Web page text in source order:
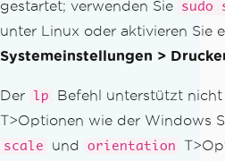
gestartet; verwenden Sie
sudo
unter Linux oder aktivieren Sie
Systemeinstellungen >
Der lp
Befehl unterstützt nicht
T>Optionen wie der Windows
scale und orientation